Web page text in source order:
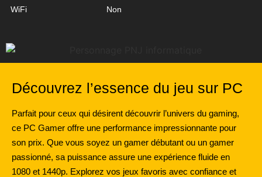
WiFi Non
Découvrez l’essence du jeu sur PC
Parfait pour ceux qui désirent découvrir l’univers du gaming,
ce PC Gamer offre une performance impressionnante pour
son prix. Que vous soyez un gamer débutant ou un gamer
passionné, sa puissance assure une expérience fluide en
1080 et 1440p. Explorez vos jeux favoris avec confiance et